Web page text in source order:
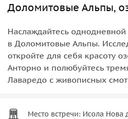
Доломитовые Альпы,
Наслаждайтесь
в Доломитовые Альпы.
откройте для себя красоту
Анторно и полюбуйтесь
Лаваредо с живописных
Место встречи: Исола Нова